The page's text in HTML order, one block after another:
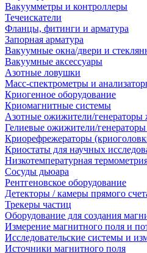
Вакуумметры и контроллеры
Течеискатели
Фланцы, фитинги и арматура
Запорная арматура
Вакуумные окна/двери и
Вакуумные аксессуары
Азотные ловушки
Масс-спектрометры и
Криогенное оборудование
Криомагнитные системы
Азотные ожижители/генераторы
Гелиевые ожижители/
Криорефрежераторы
Криостаты для научных
Низкотемпературная
Сосуды дьюара
Рентгеновское оборудование
Детекторы / камеры прямого
Трекеры частиц
Оборудование для создания
Измерение магнитного поля и
Исследовательские системы и
Источники магнитного поля